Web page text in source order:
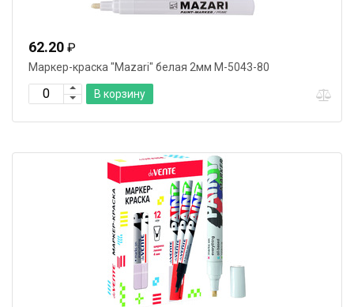
62.20 ₽
Маркер-краска "Mazari" белая 2мм М-5043-80
В корзину